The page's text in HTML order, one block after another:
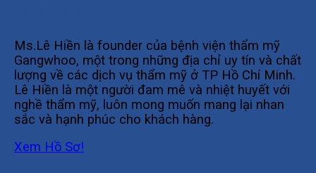
Ms.Lê Hiền là founder của bệnh viện thẩm mỹ
Gangwhoo, một trong những địa chỉ uy tín và chất
lượng về các dịch vụ thẩm mỹ ở TP Hồ Chí Minh.
Lê Hiền là một người đam mê và nhiệt huyết với
nghề thẩm mỹ, luôn mong muốn mang lại nhan
sắc và hạnh phúc cho khách hàng.
Xem Hồ Sơ!